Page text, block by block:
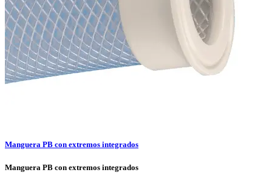
Manguera PB con extremos integrados
Manguera PB con extremos integrados